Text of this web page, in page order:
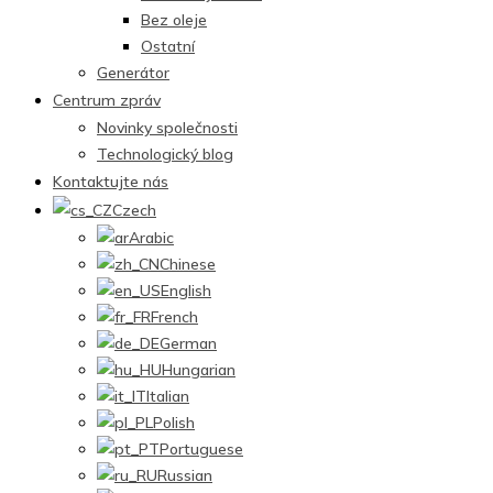
Bez oleje
Ostatní
Generátor
Centrum zpráv
Novinky společnosti
Technologický blog
Kontaktujte nás
Czech
Arabic
Chinese
English
French
German
Hungarian
Italian
Polish
Portuguese
Russian